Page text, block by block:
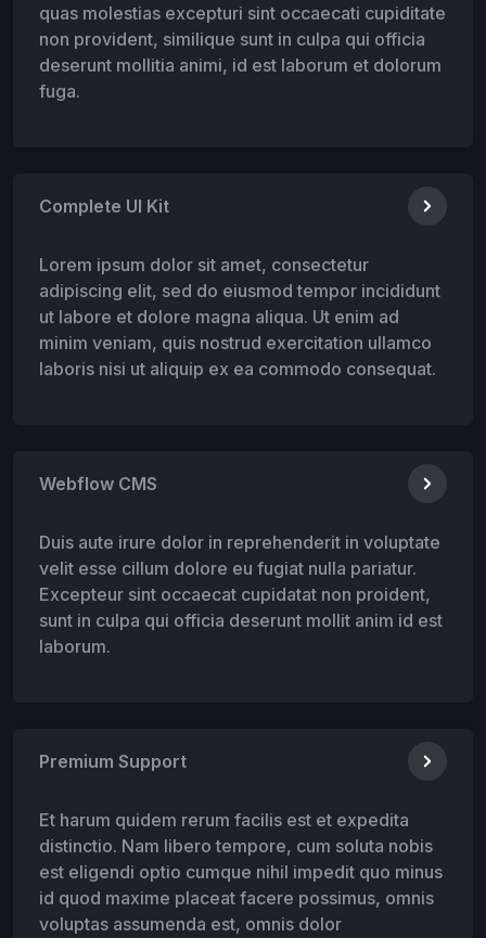
quas molestias excepturi sint occaecati cupiditate
non provident, similique sunt in culpa qui officia
deserunt mollitia animi, id est laborum et dolorum
fuga.
Complete UI Kit
Lorem ipsum dolor sit amet, consectetur
adipiscing elit, sed do eiusmod tempor incididunt
ut labore et dolore magna aliqua. Ut enim ad
minim veniam, quis nostrud exercitation ullamco
laboris nisi ut aliquip ex ea commodo consequat.
Webflow CMS
Duis aute irure dolor in reprehenderit in voluptate
velit esse cillum dolore eu fugiat nulla pariatur.
Excepteur sint occaecat cupidatat non proident,
sunt in culpa qui officia deserunt mollit anim id est
laborum.
Premium Support
Et harum quidem rerum facilis est et expedita
distinctio. Nam libero tempore, cum soluta nobis
est eligendi optio cumque nihil impedit quo minus
id quod maxime placeat facere possimus, omnis
voluptas assumenda est, omnis dolor